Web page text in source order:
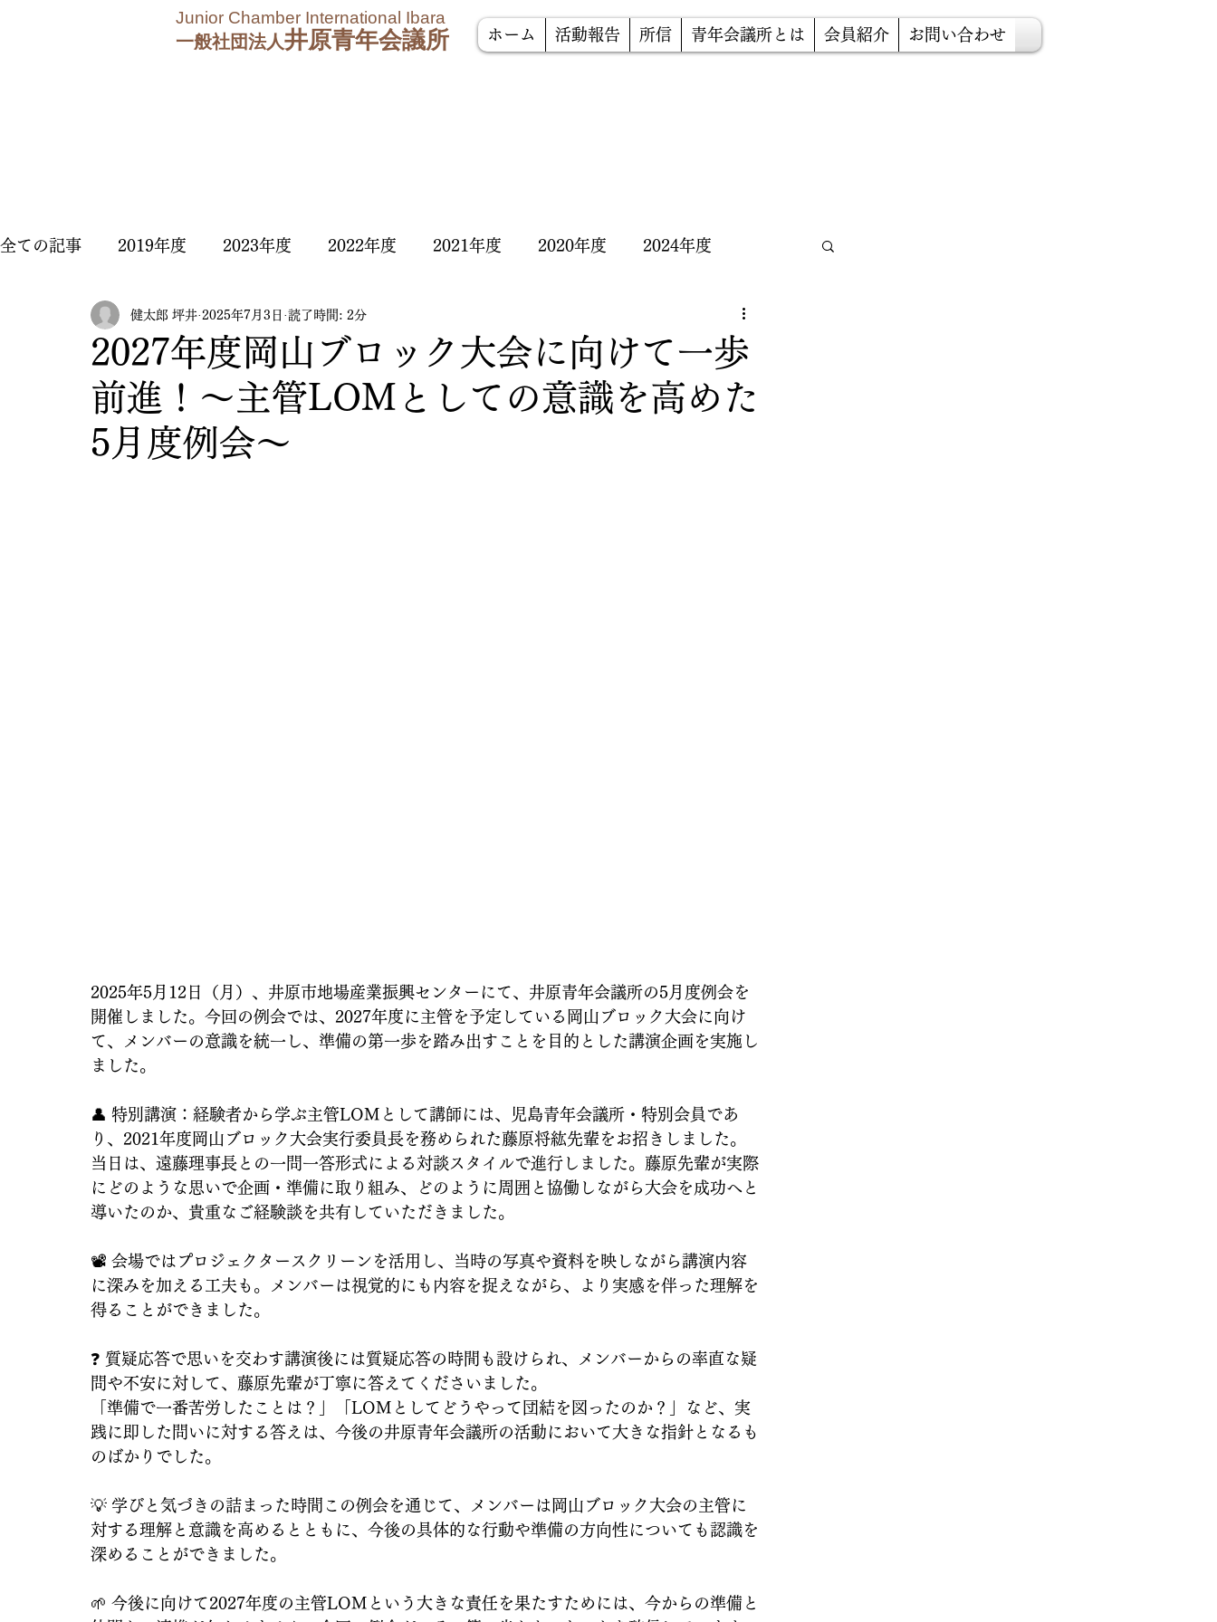
Junior Chamber International Ibara
一般社団法人井原青年会議所 ホーム 活動報告 所信 青年会議所とは 会員紹介 お問い合わせ
全ての記事 2019年度 2023年度 2022年度 2021年度 2020年度 2024年度
2025年度 2026年度
2027年度岡山ブロック大会に向けて一歩
前進！〜主管LOMとしての意識を高めた
5月度例会〜
健太郎 坪井 2025年7月3日 読了時間: 2分
2025年5月12日（月）、井原市地場産業振興センターにて、井原青年会議所の5月度例会を
開催しました。今回の例会では、2027年度に主管を予定している岡山ブロック大会に向け
て、メンバーの意識を統一し、準備の第一歩を踏み出すことを目的とした講演企画を実施し
ました。
👤 特別講演：経験者から学ぶ主管LOMとして講師には、児島青年会議所・特別会員であ
り、2021年度岡山ブロック大会実行委員長を務められた藤原将紘先輩をお招きしました。
当日は、遠藤理事長との一問一答形式による対談スタイルで進行しました。藤原先輩が実際
にどのような思いで企画・準備に取り組み、どのように周囲と協働しながら大会を成功へと
導いたのか、貴重なご経験談を共有していただきました。
📽️ 会場ではプロジェクタースクリーンを活用し、当時の写真や資料を映しながら講演内容
に深みを加える工夫も。メンバーは視覚的にも内容を捉えながら、より実感を伴った理解を
得ることができました。
❓ 質疑応答で思いを交わす講演後には質疑応答の時間も設けられ、メンバーからの率直な疑
問や不安に対して、藤原先輩が丁寧に答えてくださいました。
「準備で一番苦労したことは？」「LOMとしてどうやって団結を図ったのか？」など、実
践に即した問いに対する答えは、今後の井原青年会議所の活動において大きな指針となるも
のばかりでした。
💡 学びと気づきの詰まった時間この例会を通じて、メンバーは岡山ブロック大会の主管に
対する理解と意識を高めるとともに、今後の具体的な行動や準備の方向性についても認識を
深めることができました。
🌱 今後に向けて2027年度の主管LOMという大きな責任を果たすためには、今からの準備と